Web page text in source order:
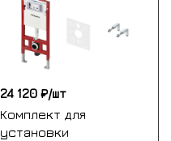
24 120 ₽/шт
Комплект для
установки